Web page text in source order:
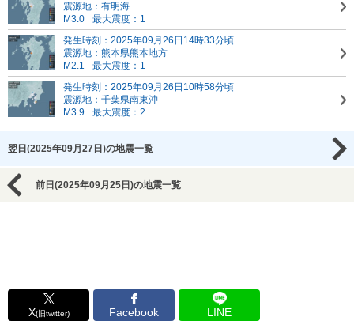
震源地：有明海
M3.0
最大震度：1
発生時刻：2025年09月26日14時33分頃
震源地：熊本県熊本地方
M2.1
最大震度：1
発生時刻：2025年09月26日10時58分頃
震源地：千葉県南東沖
M3.9
最大震度：2
翌日(2025年09月27日)の地震一覧
前日(2025年09月25日)の地震一覧
X(旧twitter) Facebook LINE